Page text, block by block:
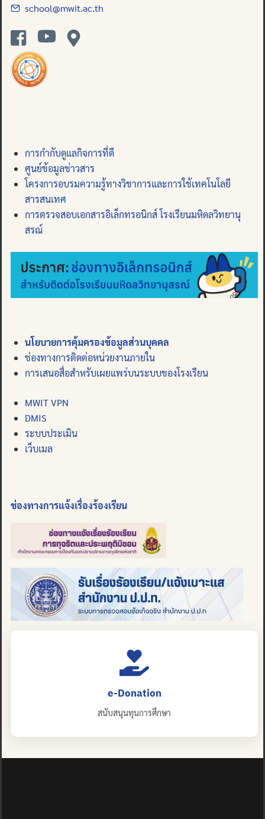
school@mwit.ac.th
การกำกับดูแลกิจการที่ดี
ศูนย์ข้อมูลข่าวสาร
โครงการอบรมความรู้ทางวิชาการและการใช้เทคโนโลยี
สารสนเทศ
การตรวจสอบเอกสารอิเล็กทรอนิกส์ โรงเรียนมหิดลวิทยานุ
สรณ์
นโยบายการคุ้มครองข้อมูลส่วนบุคคล
ช่องทางการติดต่อหน่วยงานภายใน
การเสนอสื่อสำหรับเผยแพร่บนระบบของโรงเรียน
MWIT VPN
DMIS
ระบบประเมิน
เว็บเมล
ช่องทางการแจ้งเรื่องร้องเรียน
e-Donation
สนับสนุนทุนการศึกษา